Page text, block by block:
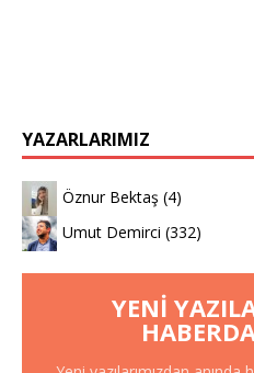
YAZARLARIMIZ
Öznur Bektaş (4)
Umut Demirci (332)
YENI